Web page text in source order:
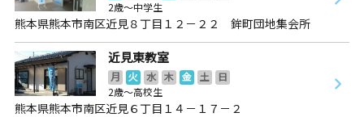
2歳～中学生
熊本県熊本市南区近見８丁目１２－２２ 鉾町団地集会所
近見東教室
月 火 水 木 金 土
日
2歳～高校生
熊本県熊本市南区近見６丁目１４－１７－２